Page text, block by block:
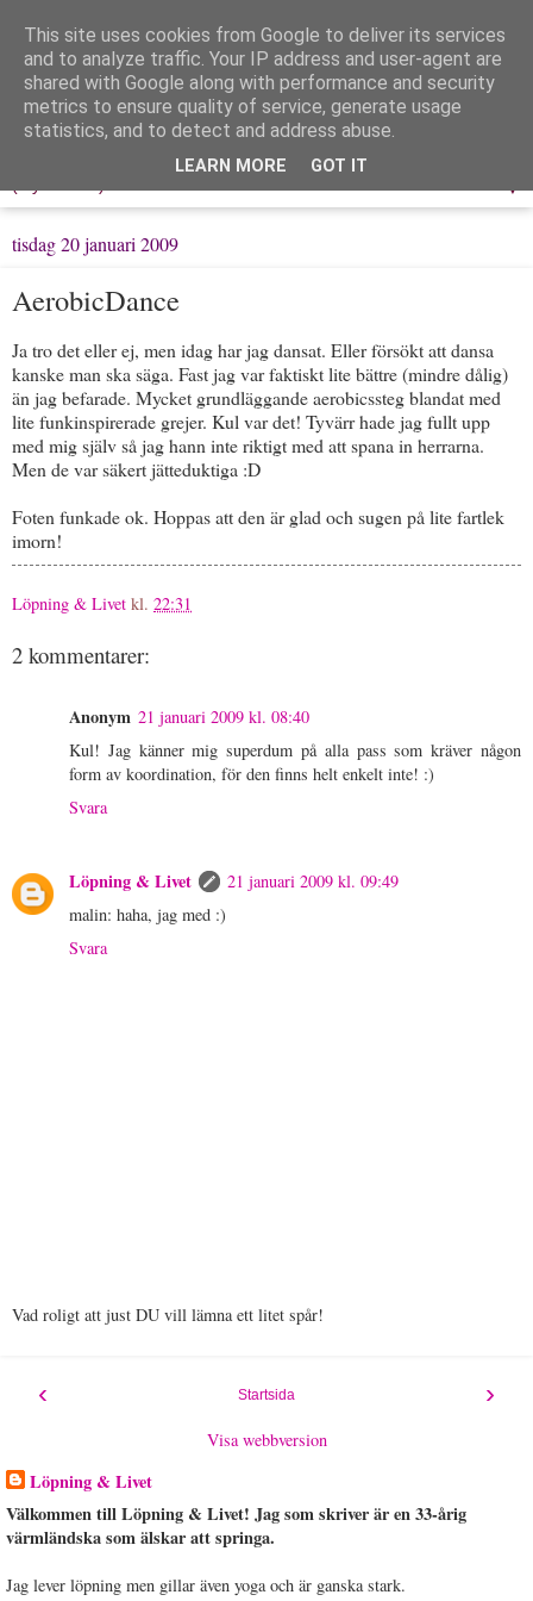
Löpning & Livet
Mitt liv, mina tankar & min träning
▼
tisdag 20 januari 2009
AerobicDance
Ja tro det eller ej, men idag har jag dansat. Eller försökt att dansa
kanske man ska säga. Fast jag var faktiskt lite bättre (mindre dålig)
än jag befarade. Mycket grundläggande aerobicssteg blandat med
lite funkinspirerade grejer. Kul var det! Tyvärr hade jag fullt upp
med mig själv så jag hann inte riktigt med att spana in herrarna.
Men de var säkert jätteduktiga :D
Foten funkade ok. Hoppas att den är glad och sugen på lite fartlek
imorn!
Löpning & Livet kl. 22:31
2 kommentarer:
Anonym 21 januari 2009 kl. 08:40
Kul! Jag känner mig superdum på alla pass som kräver någon
form av koordination, för den finns helt enkelt inte! :)
Svara
Löpning & Livet
21 januari 2009 kl. 09:49
malin: haha, jag med :)
Svara
Vad roligt att just DU vill lämna ett litet spår!
‹ ›
Startsida
Visa webbversion
Löpning & Livet
Välkommen till Löpning & Livet! Jag som skriver är en 33-årig
värmländska som älskar att springa.
Jag lever löpning men gillar även yoga och är ganska stark.
This site uses cookies from Google to deliver its services
and to analyze traffic. Your IP address and user-agent are
shared with Google along with performance and security
metrics to ensure quality of service, generate usage
statistics, and to detect and address abuse.
LEARN MORE GOT IT